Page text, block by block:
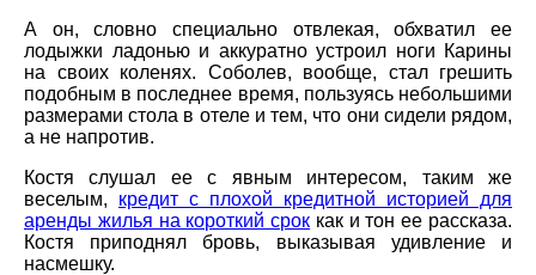
А он, словно специально отвлекая, обхватил ее
лодыжки ладонью и аккуратно устроил ноги Карины
на своих коленях. Соболев, вообще, стал грешить
подобным в последнее время, пользуясь небольшими
размерами стола в отеле и тем, что они сидели рядом,
а не напротив.
Костя слушал ее с явным интересом, таким же
веселым, кредит с плохой кредитной историей для
аренды жилья на короткий срок как и тон ее рассказа.
Костя приподнял бровь, выказывая удивление и
насмешку.